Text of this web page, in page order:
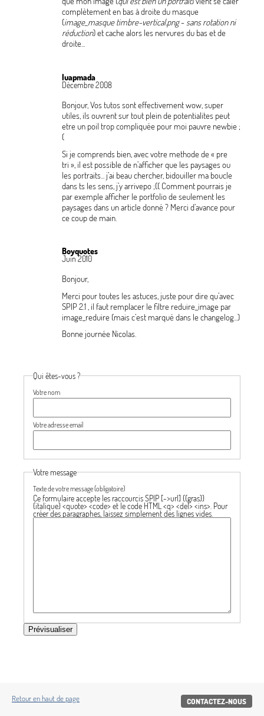
complètement en bas à droite du masque
(image_masque timbre-vertical.png- sans rotation ni
réduction) et cache alors les nervures du bas et de
droite...
luapmada
Décembre 2008
Bonjour, Vos tutos sont effectivement wow, super
utiles, ils ouvrent sur tout plein de potentialites peut
etre un poil trop compliquée pour moi pauvre newbie ;
(
Si je comprends bien, avec votre methode de « pre
tri », il est possible de n’afficher que les paysages ou
les portraits... j’ai beau chercher, bidouiller ma boucle
dans ts les sens, j’y arrivepo ;(( Comment pourrais je
par exemple afficher le portfolio de seulement les
paysages dans un article donné? Merci d’avance pour
ce coup de main.
Boyquotes
Juin 2010
Bonjour,
Merci pour toutes les astuces, juste pour dire qu’avec
SPIP 2.1 , il faut remplacer le filtre reduire_image par
image_reduire (mais c’est marqué dans le changelog...)
Bonne journée Nicolas.
Qui êtes-vous ?
Votre nom
Votre adresse email
Votre message
Texte de votre message (obligatoire)
Ce formulaire accepte les raccourcis SPIP [->url] {{gras}}
{italique} <quote> <code> et le code HTML<q> <del> <ins>. Pour
créer des paragraphes, laissez simplement des lignes vides.
Retour en haut de page CONTACTEZ-NOUS